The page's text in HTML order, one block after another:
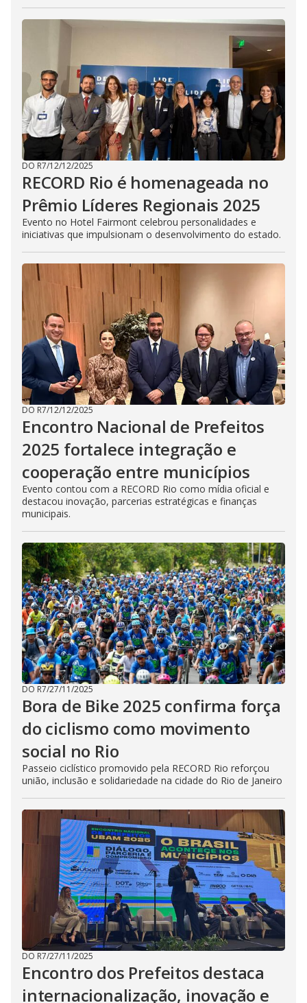
DO R7/12/12/2025
RECORD Rio é homenageada no
Prêmio Líderes Regionais 2025
Evento no Hotel Fairmont celebrou personalidades e
iniciativas que impulsionam o desenvolvimento do estado.
DO R7/12/12/2025
Encontro Nacional de Prefeitos
2025 fortalece integração e
cooperação entre municípios
Evento contou com a RECORD Rio como mídia oficial e
destacou inovação, parcerias estratégicas e finanças
municipais.
DO R7/27/11/2025
Bora de Bike 2025 confirma força
do ciclismo como movimento
social no Rio
Passeio ciclístico promovido pela RECORD Rio reforçou
união, inclusão e solidariedade na cidade do Rio de Janeiro
DO R7/27/11/2025
Encontro dos Prefeitos destaca
internacionalização, inovação e